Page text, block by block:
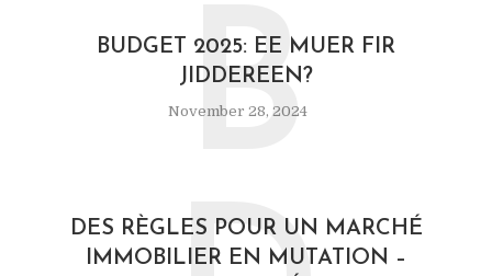
BUDGET 2025: EE MUER FIR
JIDDEREEN?
November 28, 2024
B
DES RÈGLES POUR UN MARCHÉ
IMMOBILIER EN MUTATION –